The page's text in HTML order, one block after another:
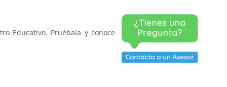
Educativo. Pruébala y conoce